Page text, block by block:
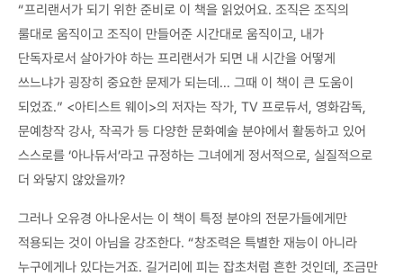
“프리랜서가 되기 위한 준비로 이 책을 읽었어요. 조직은 조직의
룰대로 움직이고 조직이 만들어준 시간대로 움직이고, 내가
단독자로서 살아가야 하는 프리랜서가 되면 내 시간을 어떻게
쓰느냐가 굉장히 중요한 문제가 되는데… 그때 이 책이 큰 도움이
되었죠.” <아티스트 웨이>의 저자는 작가, TV 프로듀서, 영화감독,
문예창작 강사, 작곡가 등 다양한 문화예술 분야에서 활동하고 있어
스스로를 ‘아나듀서’라고 규정하는 그녀에게 정서적으로, 실질적으로
더 와닿지 않았을까?
그러나 오유경 아나운서는 이 책이 특정 분야의 전문가들에게만
적용되는 것이 아님을 강조한다. “창조력은 특별한 재능이 아니라
누구에게나 있다는거죠. 길거리에 피는 잡초처럼 흔한 것인데, 조금만